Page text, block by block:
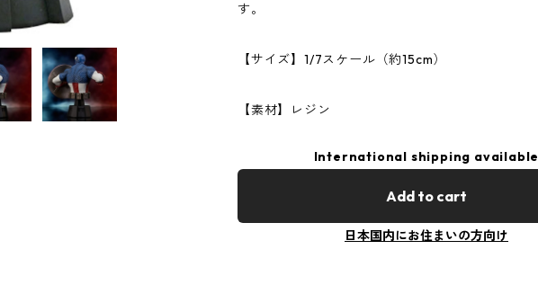
す。
【サイズ】1/7スケール（約15cm）
【素材】レジン
International shipping available
Add to cart
日本国内にお住まいの方向け